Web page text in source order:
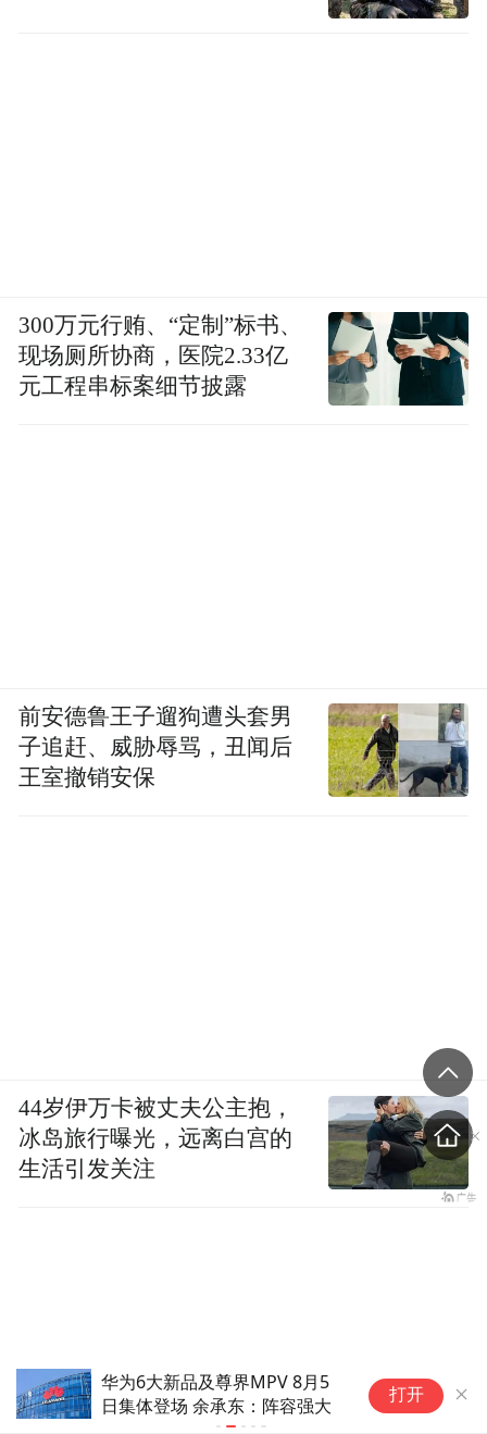
华为6大新品及尊界MPV 8月5
日集体登场 余承东：阵容强大
从"打卡式
外浪潮下的
打开
300万元行贿、“定制”标书、
现场厕所协商，医院2.33亿
元工程串标案细节披露
前安德鲁王子遛狗遭头套男
子追赶、威胁辱骂，丑闻后
王室撤销安保
44岁伊万卡被丈夫公主抱，
冰岛旅行曝光，远离白宫的
生活引发关注